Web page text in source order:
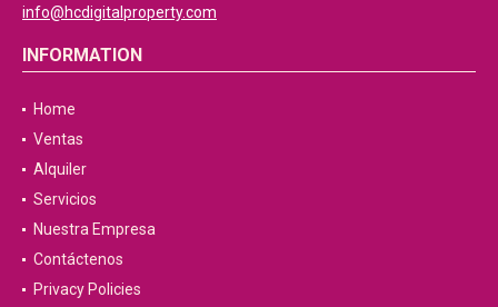
info@hcdigitalproperty.com
INFORMATION
Home
Ventas
Alquiler
Servicios
Nuestra Empresa
Contáctenos
Privacy Policies